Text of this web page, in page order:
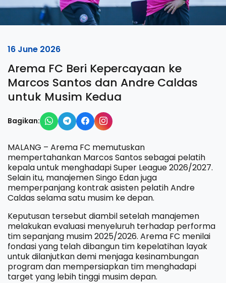
16 June 2026
Arema FC Beri Kepercayaan ke
Marcos Santos dan Andre Caldas
untuk Musim Kedua
Bagikan:
MALANG – Arema FC memutuskan
mempertahankan Marcos Santos sebagai pelatih
kepala untuk menghadapi Super League 2026/2027.
Selain itu, manajemen Singo Edan juga
memperpanjang kontrak asisten pelatih Andre
Caldas selama satu musim ke depan.
Keputusan tersebut diambil setelah manajemen
melakukan evaluasi menyeluruh terhadap performa
tim sepanjang musim 2025/2026. Arema FC menilai
fondasi yang telah dibangun tim kepelatihan layak
untuk dilanjutkan demi menjaga kesinambungan
program dan mempersiapkan tim menghadapi
target yang lebih tinggi musim depan.